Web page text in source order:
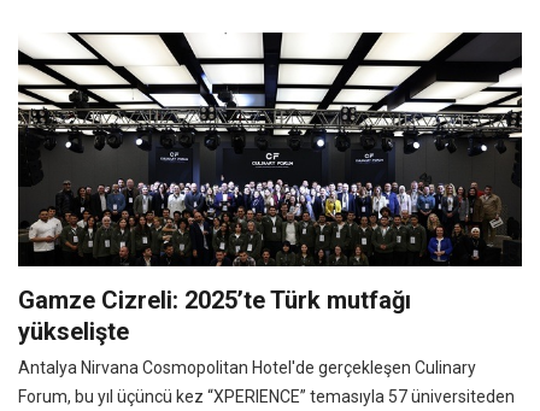
Gamze Cizreli: 2025’te Türk mutfağı
yükselişte
Antalya Nirvana Cosmopolitan Hotel'de gerçekleşen Culinary
Forum, bu yıl üçüncü kez “XPERIENCE” temasıyla 57 üniversiteden